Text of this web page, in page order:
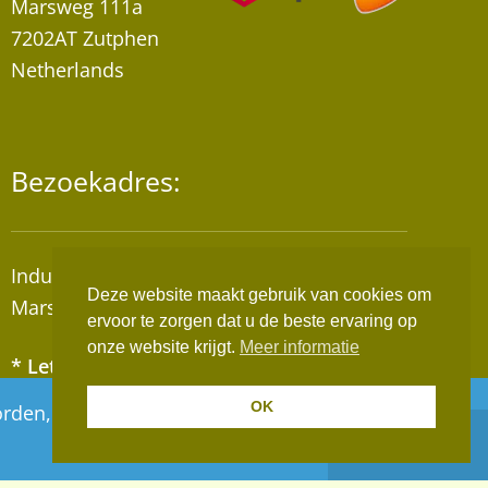
deze worden vanaf maandag 10 augustus
Marsweg 111a
7202AT Zutphen
Netherlands
Bezoekadres:
Industrieterrein “De Mars”
Marsweg 111A, 7202AT Zutphen
* Let op! Wij zijn geen winkel!
Afhalen van bestellingen op afspraak!
Deze website maakt gebruik van cookies om
ervoor te zorgen dat u de beste ervaring op
onze website krijgt. Meer informatie
OK